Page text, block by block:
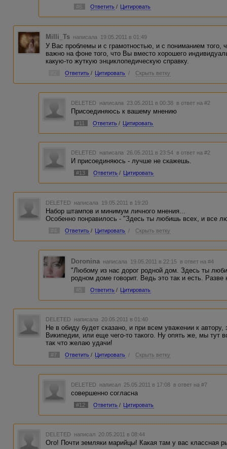
#6 Ответить / Цитировать
Milli_Ts написала 19.05.2011 в 01:49
У Вас проблемы и с грамотностью, и с пониманием того,
важно на фоне того, что Вы вместо хорошего
какую-то жуткую энциклопедическую справку.
Ответить / Цитировать / Скрыть ветку
DELETED написала 23.05.2011 в 00:38 в ответ на #2
Присоединяюсь к вашему мнению
#11 Ответить / Цитировать
DELETED написала 26.05.2011 в 23:54 в ответ на #2
И присоединяюсь - лучше не скажешь.
#13 Ответить / Цитировать
DELETED написала 19.05.2011 в 19:20
Набор штампов и минимум личного мнения...
Особенно понравилось - "Здесь ты любишь всех, и все
Ответить / Цитировать / Скрыть ветку
Doronina написала 19.05.2011 в 22:15 в ответ на #4
"Любому из нас дорог родной дом. Здесь ты
родном доме говорит. Ведь это так и есть. Разве
#5 Ответить / Цитировать
DELETED написала 20.05.2011 в 01:40
Не в обиду будет сказано, и при всем уважении к
Википедии, или еще чего-то такого. Ну опять же, мы
так что желаю удачи!
#7 Ответить / Цитировать / Скрыть ветку
DELETED написал 25.05.2011 в 17:08 в ответ на #7
совершенно согласна
#12 Ответить / Цитировать
DELETED написал 20.05.2011 в 08:44
Ого! Почти земляки марийцы! Какая там у вас классная